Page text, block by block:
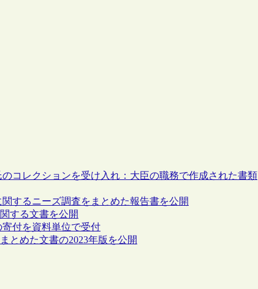
コレクションを受け入れ：大臣の職務で作成された書類
するニーズ調査をまとめた報告書を公開
する文書を公開
付を資料単位で受付
とめた文書の2023年版を公開